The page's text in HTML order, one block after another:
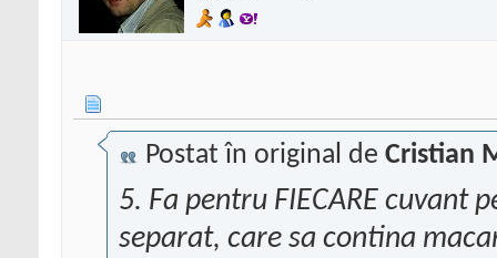
Postat în original de Cristian
5. Fa pentru FIECARE cuvant
separat, care sa contina